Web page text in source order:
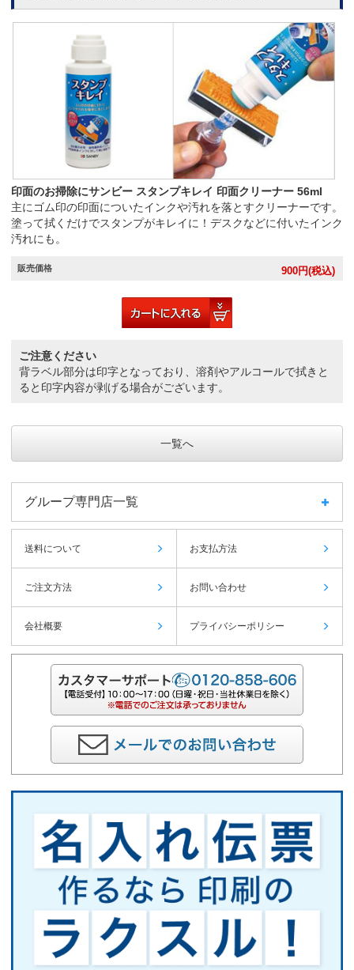
印面のお掃除にサンビー スタンプキレイ 印面クリーナー 56ml
主にゴム印の印面についたインクや汚れを落とすクリーナーです。
塗って拭くだけでスタンプがキレイに！デスクなどに付いたインク
汚れにも。
販売価格 900円(税込)
ご注意ください
背ラベル部分は印字となっており、溶剤やアルコールで拭きと
ると印字内容が剥げる場合がございます。
一覧へ
グループ専門店一覧
送料について お支払方法
ご注文方法 お問い合わせ
会社概要 プライバシーポリシー